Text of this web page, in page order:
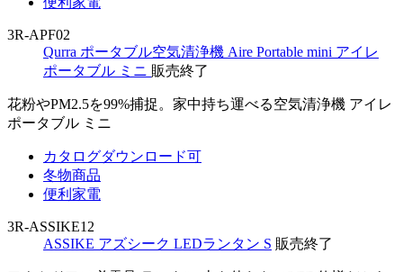
3R-APF02
Qurra ポータブル空気清浄機 Aire Portable mini アイレ
ポータブル ミニ 販売終了
花粉やPM2.5を99%捕捉。家中持ち運べる空気清浄機 アイレ
ポータブル ミニ
カタログダウンロード可
冬物商品
便利家電
3R-ASSIKE12
ASSIKE アズシーク LEDランタン S 販売終了